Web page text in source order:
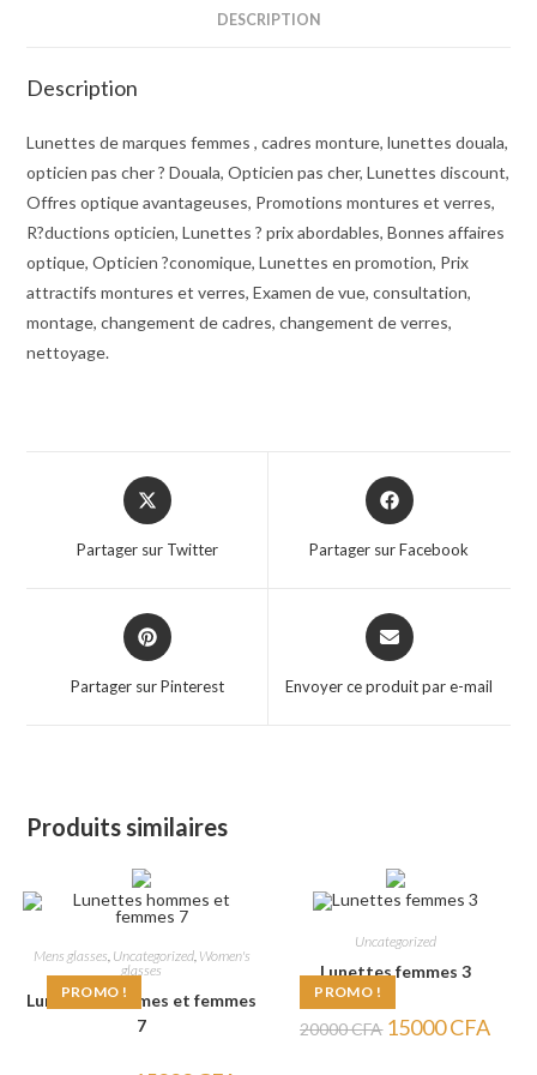
DESCRIPTION
Description
Lunettes de marques femmes , cadres monture, lunettes douala,
opticien pas cher ? Douala, Opticien pas cher, Lunettes discount,
Offres optique avantageuses, Promotions montures et verres,
R?ductions opticien, Lunettes ? prix abordables, Bonnes affaires
optique, Opticien ?conomique, Lunettes en promotion, Prix
attractifs montures et verres, Examen de vue, consultation,
montage, changement de cadres, changement de verres,
nettoyage.
Opens
in
new
Partager sur Twitter
Opens
in
Partager sur Facebook
Opens
in
Partager sur Pinterest
Opens
in
new
Envoyer ce produit par e-mail
Produits similaires
PROMO !
Mens glasses Uncategorized, Women's
glasses
Lunettes hommes et femmes
7
PROMO !
Uncategorized
Lunettes femmes 3
20000CFA Le
prix
15000CFAprix